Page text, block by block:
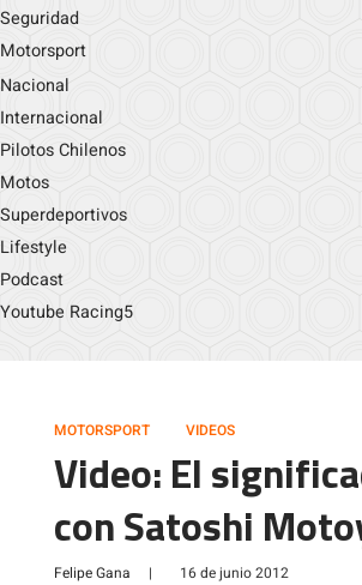
Seguridad
Motorsport
Nacional
Internacional
Pilotos Chilenos
Motos
Superdeportivos
Lifestyle
Podcast
Youtube Racing5
MOTORSPORT VIDEOS
Video: El
con Satoshi
Felipe Gana | 16 de junio 2012